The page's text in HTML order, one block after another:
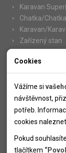
Karavan
Chatka/Chatka
Karavan/
Zařízený stan
Informace
Novinky
Kolektivy
SUPER FIRST
Informace k
Informace o
Cookies
Vážíme si
návštěvnost,
potřeb.
cookies
Pokud
tlačítkem
Nutné cookies
tak, že umožní
přístup k
stránka nemůže
Analytické